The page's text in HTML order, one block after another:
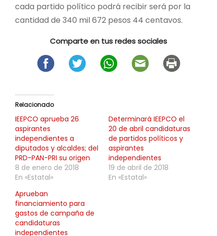
cada partido político podrá recibir será por la
cantidad de 340 mil 672 pesos 44 centavos.
Comparte en tus redes sociales
Relacionado
IEEPCO aprueba 26
aspirantes
independientes a
diputados y alcaldes; del
PRD-PAN-PRI su origen
8 de enero de 2018
En «Estatal»
Determinará IEEPCO el
20 de abril candidaturas
de partidos políticos y
aspirantes
independientes
19 de abril de 2018
En «Estatal»
Aprueban
financiamiento para
gastos de campaña de
candidaturas
independientes